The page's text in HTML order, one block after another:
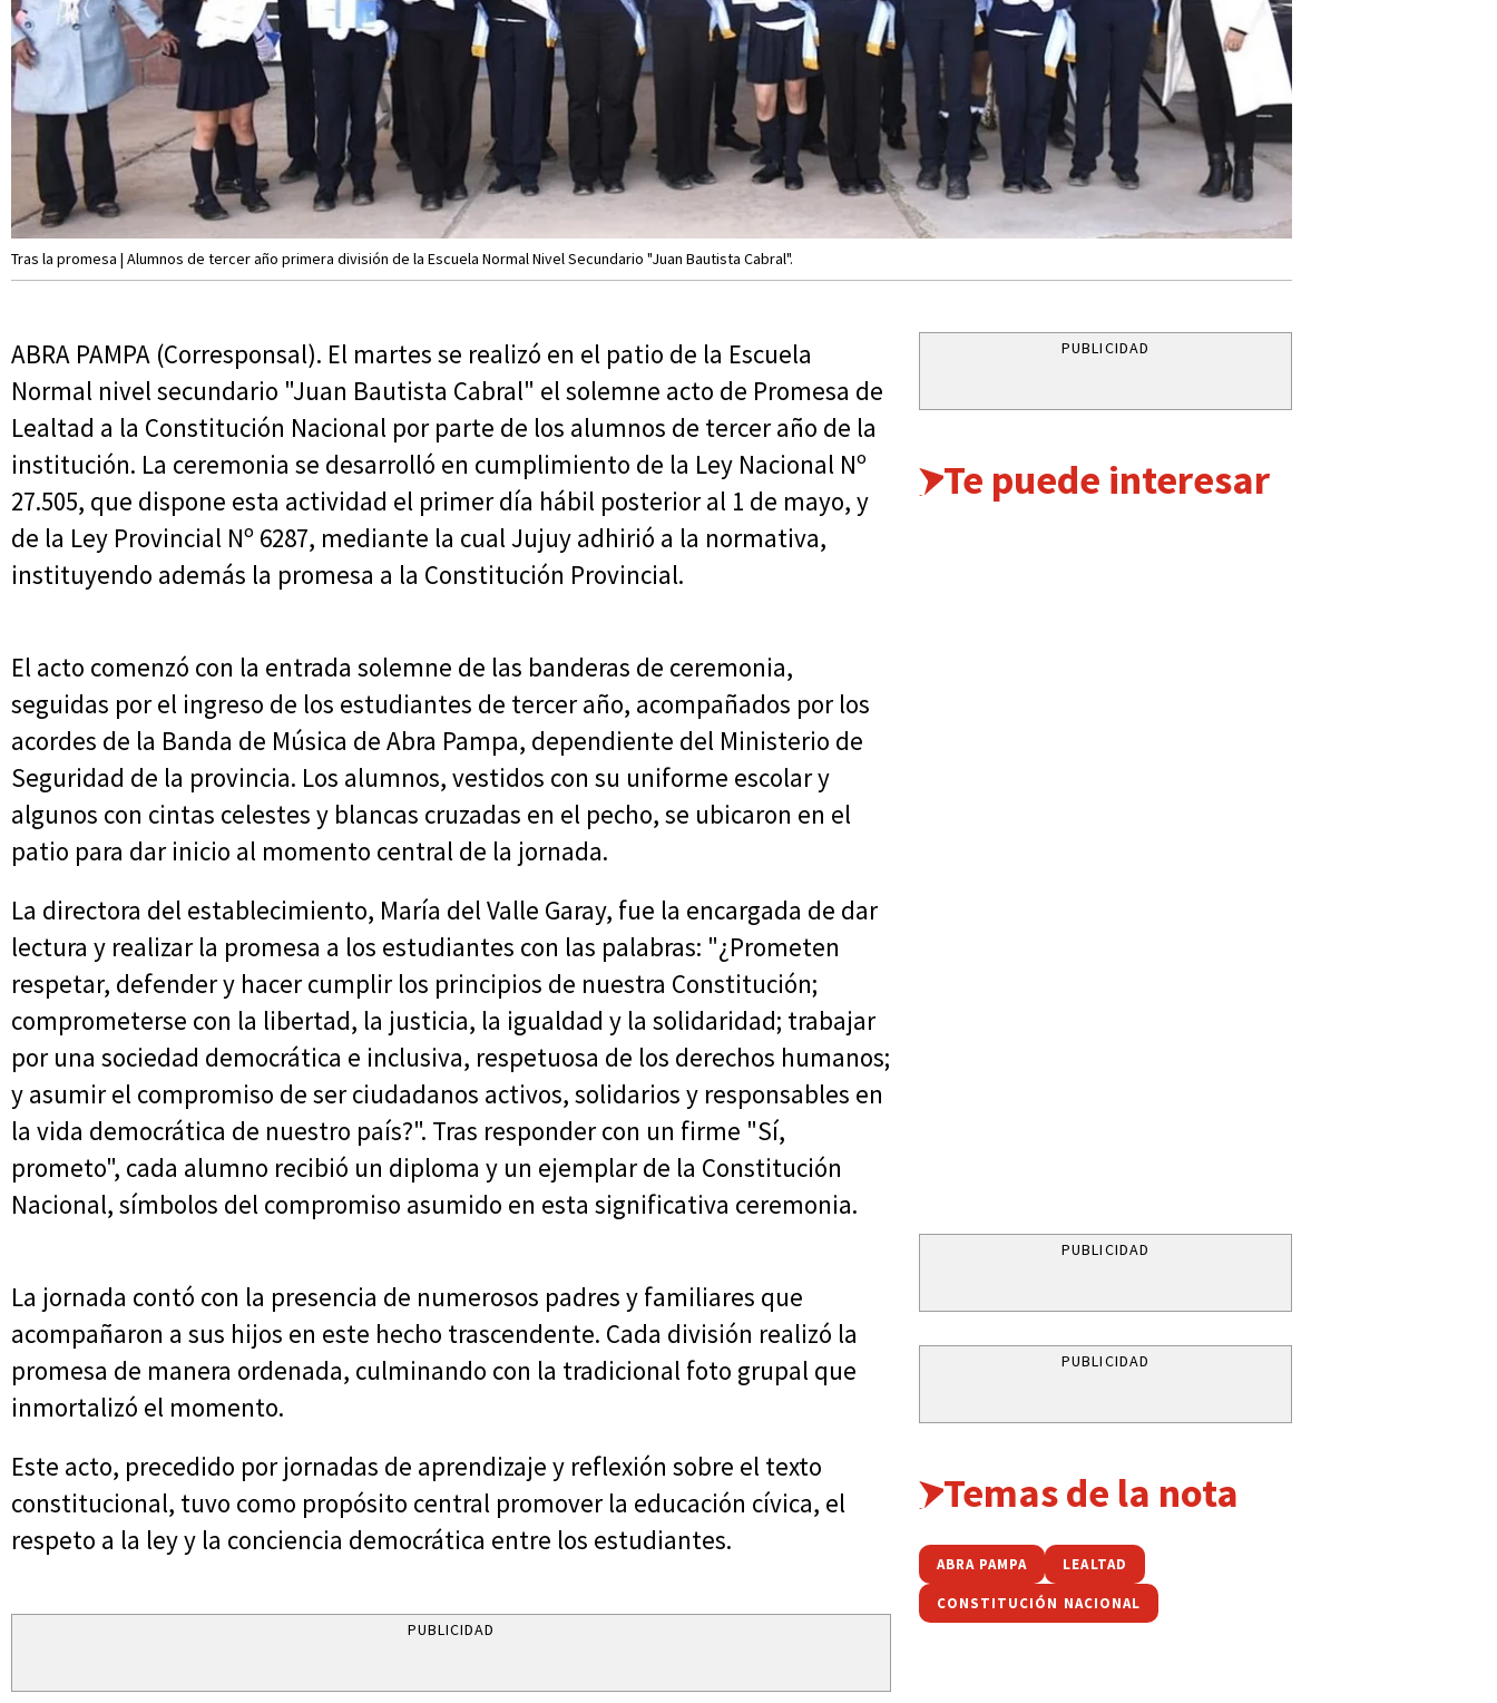
Tras la promesa | Alumnos de tercer año primera división de la Escuela Normal Nivel Secundario "Juan Bautista Cabral".
ABRA PAMPA (Corresponsal). El martes se realizó en el patio de la Escuela
Normal nivel secundario "Juan Bautista Cabral" el solemne acto de Promesa de
Lealtad a la Constitución Nacional por parte de los alumnos de tercer año de la
institución. La ceremonia se desarrolló en cumplimiento de la Ley Nacional Nº
27.505, que dispone esta actividad el primer día hábil posterior al 1 de mayo, y
de la Ley Provincial Nº 6287, mediante la cual Jujuy adhirió a la normativa,
instituyendo además la promesa a la Constitución Provincial.
El acto comenzó con la entrada solemne de las banderas de ceremonia,
seguidas por el ingreso de los estudiantes de tercer año, acompañados por los
acordes de la Banda de Música de Abra Pampa, dependiente del Ministerio de
Seguridad de la provincia. Los alumnos, vestidos con su uniforme escolar y
algunos con cintas celestes y blancas cruzadas en el pecho, se ubicaron en el
patio para dar inicio al momento central de la jornada.
La directora del establecimiento, María del Valle Garay, fue la encargada de dar
lectura y realizar la promesa a los estudiantes con las palabras: "¿Prometen
respetar, defender y hacer cumplir los principios de nuestra Constitución;
comprometerse con la libertad, la justicia, la igualdad y la solidaridad; trabajar
por una sociedad democrática e inclusiva, respetuosa de los derechos humanos;
y asumir el compromiso de ser ciudadanos activos, solidarios y responsables en
la vida democrática de nuestro país?". Tras responder con un firme "Sí,
prometo", cada alumno recibió un diploma y un ejemplar de la Constitución
Nacional, símbolos del compromiso asumido en esta significativa ceremonia.
La jornada contó con la presencia de numerosos padres y familiares que
acompañaron a sus hijos en este hecho trascendente. Cada división realizó la
promesa de manera ordenada, culminando con la tradicional foto grupal que
inmortalizó el momento.
Este acto, precedido por jornadas de aprendizaje y reflexión sobre el texto
constitucional, tuvo como propósito central promover la educación cívica, el
respeto a la ley y la conciencia democrática entre los estudiantes.
PUBLICIDAD
PUBLICIDAD
Te puede interesar
PUBLICIDAD
PUBLICIDAD
Temas de la nota
ABRA PAMPA LEALTAD
CONSTITUCIÓN NACIONAL